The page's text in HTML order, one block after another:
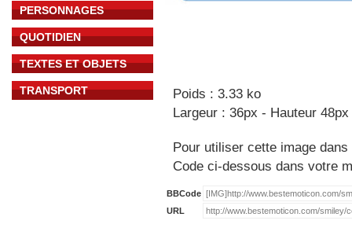
PERSONNAGES
QUOTIDIEN
TEXTES ET OBJETS
TRANSPORT
Poids : 3.33 ko
Largeur : 36px - Hauteur 48px
Pour utiliser cette image
Code ci-dessous dans votre
BBCode
URL